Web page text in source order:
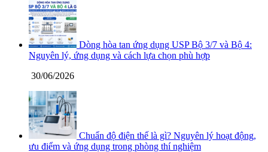
Dòng hòa tan ứng dụng USP Bộ 3/7 và Bộ 4:
Nguyên lý, ứng dụng và cách lựa chọn phù hợp
30/06/2026
Chuẩn độ điện thế là gì? Nguyên lý hoạt động,
ưu điểm và ứng dụng trong phòng thí nghiệm